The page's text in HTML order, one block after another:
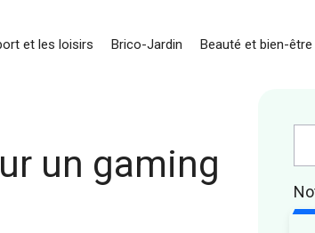
et les loisirs Brico-Jardin Beauté et bien-être
un gaming